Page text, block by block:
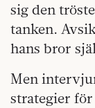
sig den
tanken.
hans bror
Men
strategier